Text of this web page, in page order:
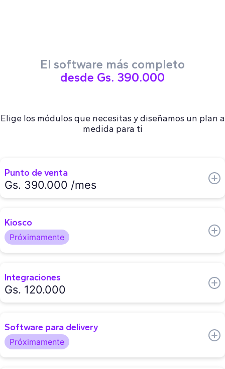
El software más completo
desde Gs. 390.000
Elige los módulos que necesitas y diseñamos un plan a
medida para ti
Punto de venta
Gs. 390.000 /mes
Corte de caja
Cierre del día
Mapa de mesas
Kiosco
Próximamente
Integración a terminal de pago
Renta de hardware
Integraciones
Gs. 120.000
Tienda online
Software para delivery
Próximamente